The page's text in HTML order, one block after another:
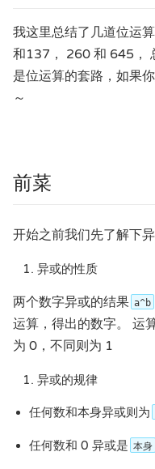
我这里总结了几道位运
和137， 260 和 645，
是位运算的套路，如果
～
前菜
开始之前我们先了解下
异或的性质
两个数字异或的结果 a^b
运算，得出的数字。 运
为 0，不同则为 1
异或的规律
任何数和本身异或则为
任何数和 0 异或是 本身